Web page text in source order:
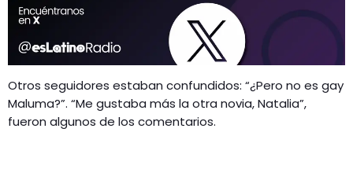
Otros seguidores estaban confundidos: “¿Pero no es gay
Maluma?”. “Me gustaba más la otra novia, Natalia”,
fueron algunos de los comentarios.